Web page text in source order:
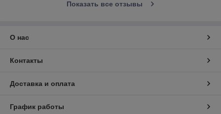
Показать все отзывы
О нас
Контакты
Доставка и оплата
График работы